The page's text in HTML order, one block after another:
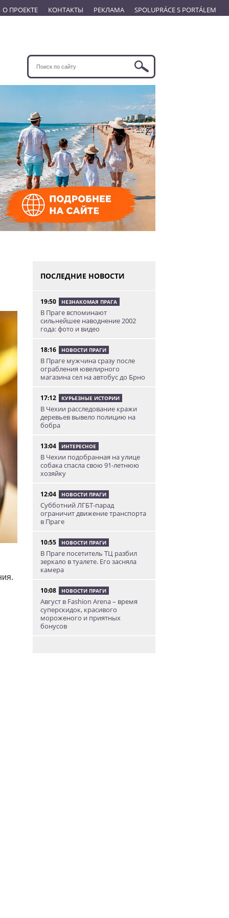
О ПРОЕКТЕ КОНТАКТЫ РЕКЛАМА SPOLUPRÁCE S PORTÁLEM
ПОСЛЕДНИЕ НОВОСТИ
19:50 НЕЗНАКОМАЯ ПРАГА
В Праге вспоминают
сильнейшее наводнение 2002
года: фото и видео
18:16 НОВОСТИ ПРАГИ
В Праге мужчина сразу после
ограбления ювелирного
магазина сел на автобус до Брно
17:12 КУРЬЕЗНЫЕ ИСТОРИИ
В Чехии расследование кражи
деревьев вывело полицию на
бобра
13:04 ИНТЕРЕСНОЕ
В Чехии подобранная на улице
собака спасла свою 91-летнюю
хозяйку
12:04 НОВОСТИ ПРАГИ
Субботний ЛГБТ-парад
ограничит движение транспорта
в Праге
10:55 НОВОСТИ ПРАГИ
В Праге посетитель ТЦ разбил
зеркало в туалете. Его засняла
камера
10:08 НОВОСТИ ПРАГИ
Август в Fashion Arena – время
суперскидок, красивого
мороженого и приятных
бонусов